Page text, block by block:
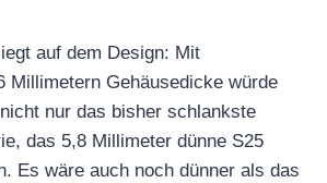
auf dem Design: Mit
Millimetern Gehäusedicke würde
nur das bisher schlankste
das 5,8 Millimeter dünne S25
Es wäre auch noch dünner als das